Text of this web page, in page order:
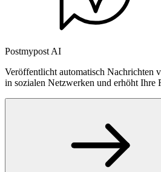
Postmypost AI
Veröffentlicht automatisch Nachrichten
in sozialen Netzwerken und erhöht Ihre